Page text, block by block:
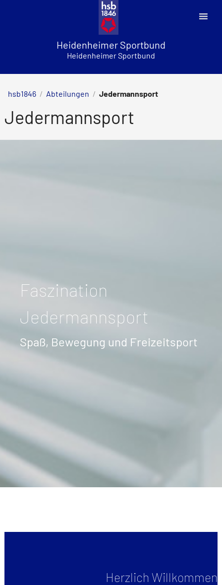
Heidenheimer Sportbund
Heidenheimer Sportbund
hsb1846 / Abteilungen / Jedermannsport
Jedermannsport
Faszination
Jedermannsport
Spaß, Bewegung und Freizeitsport
Herzlich Willkommen